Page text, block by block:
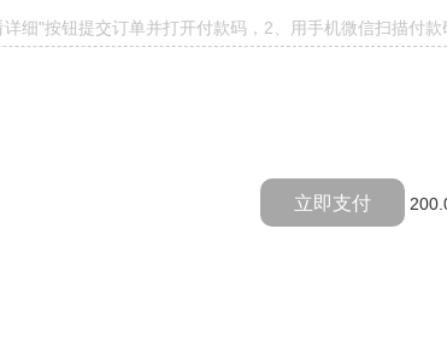
细"按钮提交订单并打开付款码，2、用手机微信扫描付款
立即支付